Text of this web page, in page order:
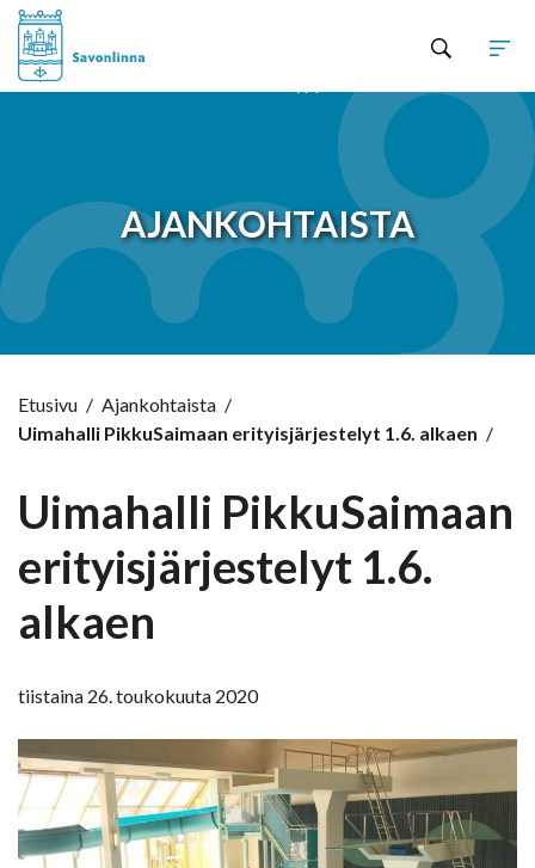
AJANKOHTAISTA
Etusivu / Ajankohtaista /
Uimahalli PikkuSaimaan erityisjärjestelyt 1.6. alkaen /
Uimahalli PikkuSaimaan
erityisjärjestelyt 1.6.
alkaen
tiistaina 26. toukokuuta 2020